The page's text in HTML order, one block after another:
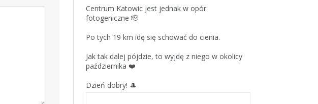
Centrum Katowic jest jednak w opór
fotogeniczne 🫡
Po tych 19 km idę się schować do cienia.
Jak tak dalej pójdzie, to wyjdę z niego w okolicy
października ❤️
Dzień dobry! 🎩